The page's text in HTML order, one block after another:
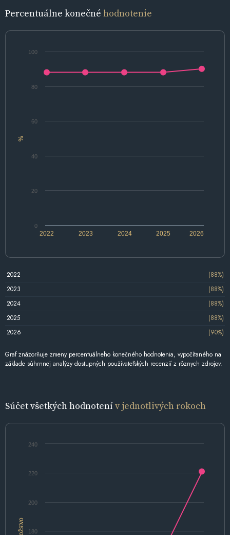
Percentuálne konečné hodnotenie
%
2022 2024 2026
2023 2025
0
20
40
60
80
100
2022
(88%)
2023
(88%)
2024
(88%)
2025
(88%)
2026
(90%)
Graf znázorňuje zmeny percentuálneho konečného hodnotenia, vypočítaného na
základe súhrnnej analýzy dostupných používateľských recenzií z rôznych zdrojov.
Súčet všetkých hodnotenív jednotlivých rokoch
180
200
220
240